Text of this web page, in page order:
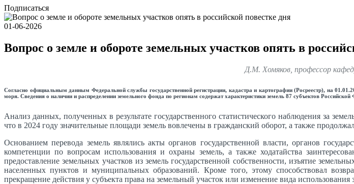
Подписаться
01-06-2026
Вопрос о земле и обороте земельных участков опять в
Д.М. Хомяков, профессор
Согласно официальным данным Федеральной службы государственной регистрации, кадастра и картографии (Росреестр), на
моря. Сведения о наличии и распределении земельного фонда по регионам содержат характеристики земель 87 субъектов
Анализ данных, полученных в результате государственного статистического наблюдения за
что в 2024 году значительные площади земель вовлечены в гражданский оборот, а также
Основанием перевода земель являлись акты органов государственной власти, органов
компетенции по вопросам использования и охраны земель, а также ходатайства
предоставление земельных участков из земель государственной собственности, изъятие
населенных пунктов и муниципальных образований. Кроме того, этому способствовал
прекращение действия у субъекта права на земельный участок или изменение вида использования